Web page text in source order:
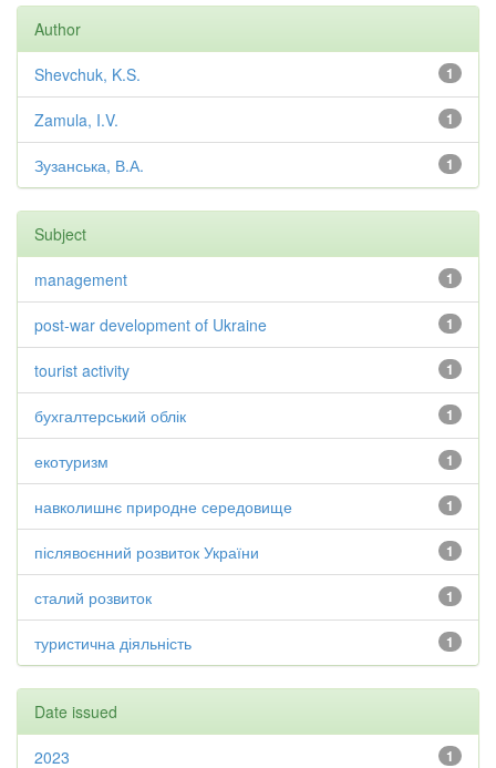
Author
1
Shevchuk, K.S.
1
Zamula, I.V.
1
Зузанська, В.А.
Subject
1
management
1
post-war development of Ukraine
1
tourist activity
1
бухгалтерський облік
1
екотуризм
1
навколишнє природне середовище
1
післявоєнний розвиток України
1
сталий розвиток
1
туристична діяльність
Date issued
1
2023